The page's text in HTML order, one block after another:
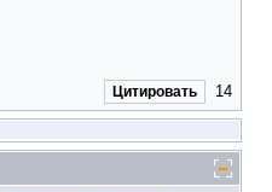
Цитировать 14